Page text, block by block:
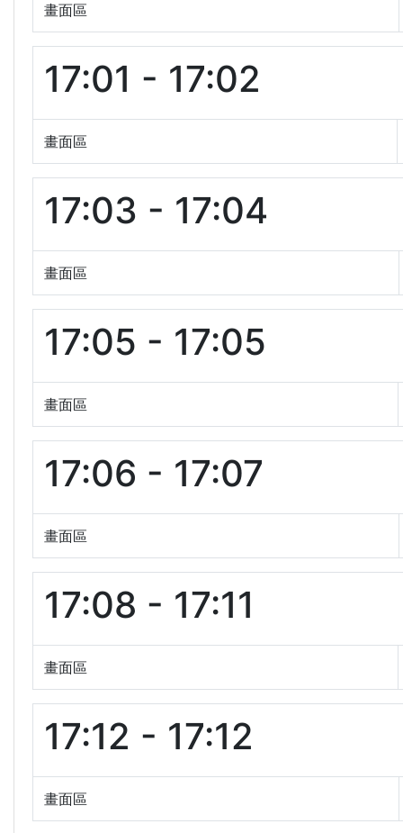
畫面區
17:01 - 17:02
畫面區
17:03 - 17:04
畫面區
17:05 - 17:05
畫面區
17:06 - 17:07
畫面區
17:08 - 17:11
畫面區
17:12 - 17:12
畫面區